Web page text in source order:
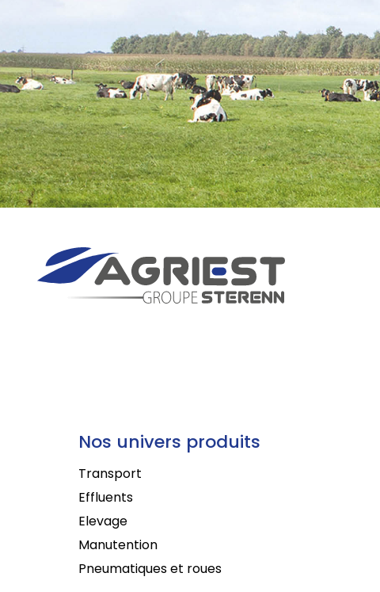
Nos univers produits
Transport
Effluents
Elevage
Manutention
Pneumatiques et roues